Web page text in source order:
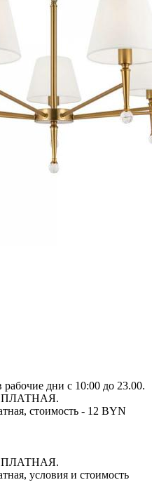
рабочие дни с 10:00 до 23.00.
стоимость - 12 BYN
условия и стоимость